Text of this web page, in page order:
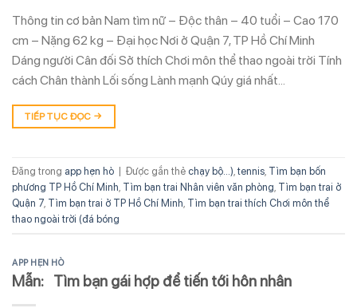
Thông tin cơ bản Nam tìm nữ – Độc thân – 40 tuổi – Cao 170
cm – Nặng 62 kg – Đại học Nơi ở Quận 7, TP Hồ Chí Minh
Dáng người Cân đối Sở thích Chơi môn thể thao ngoài trời Tính
cách Chân thành Lối sống Lành mạnh Qúy giá nhất…
TIẾP TỤC ĐỌC →
Đăng trong app hẹn hò | Được gắn thẻ chạy bộ...) tennis Tìm bạn bốn
phương TP Hồ Chí Minh Tìm bạn trai Nhân viên văn phòng Tìm bạn trai ở
Quận 7 Tìm bạn trai ở TP Hồ Chí Minh Tìm bạn trai thích Chơi môn thể
thao ngoài trời (đá bóng
APP HẸN HÒ
Mẫn: Tìm bạn gái hợp để tiến tới hôn nhân